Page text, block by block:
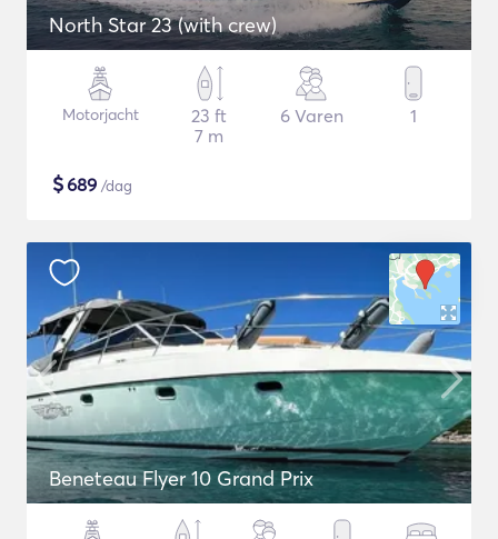
North Star 23 (with crew)
Motorjacht
23 ft
7 m
6 Varen 1
$689 /dag
Beneteau Flyer 10 Grand Prix